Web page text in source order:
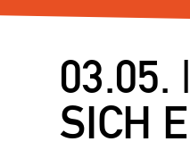
03.05.
SICH